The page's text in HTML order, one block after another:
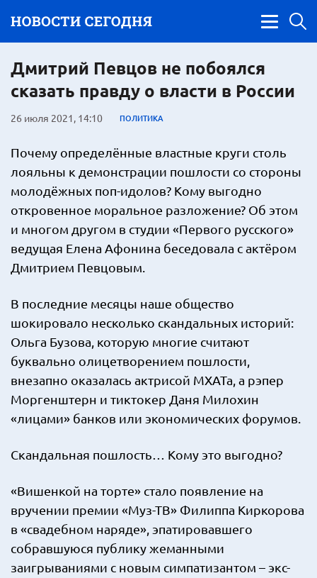
Дмитрий Певцов не побоялся
сказать правду о власти в России
26 июля 2021, 14:10 ПОЛИТИКА
Почему определённые властные круги столь
лояльны к демонстрации пошлости со стороны
молодёжных поп-идолов? Кому выгодно
откровенное моральное разложение? Об этом
и многом другом в студии «Первого русского»
ведущая Елена Афонина беседовала с актёром
Дмитрием Певцовым.
В последние месяцы наше общество
шокировало несколько скандальных историй:
Ольга Бузова, которую многие считают
буквально олицетворением пошлости,
внезапно оказалась актрисой МХАТа, а рэпер
Моргенштерн и тиктокер Даня Милохин
«лицами» банков или экономических форумов.
Скандальная пошлость… Кому это выгодно?
«Вишенкой на торте» стало появление на
вручении премии «Муз-ТВ» Филиппа Киркорова
в «свадебном наряде», эпатировавшего
собравшуюся публику жеманными
заигрываниями с новым симпатизантом – экс-